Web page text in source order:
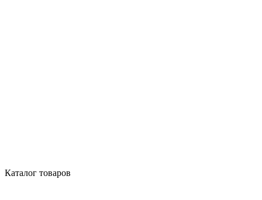
Каталог товаров